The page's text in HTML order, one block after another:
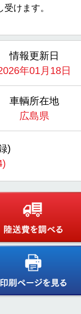
けます。
情報更新日
年01月18日
車輌所在地
広島県
)